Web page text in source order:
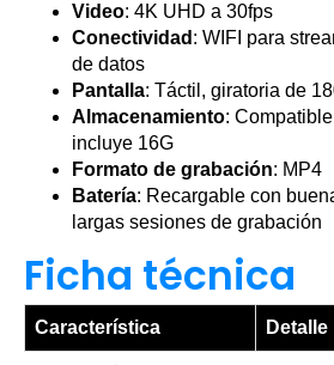
Video: 4K UHD a 30fps
Conectividad : WIFI para
de datos
Pantalla: Táctil, giratoria de
Almacenamiento:
incluye 16G
Formato de grabación: MP4
Batería: Recargable con
largas sesiones de grabación
Ficha técnica
Característica Detalle